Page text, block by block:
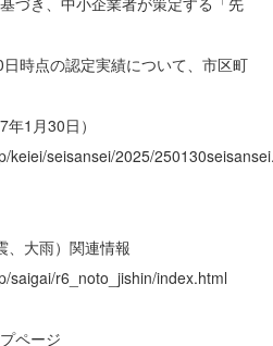
時点の認定実績について、市区町
1月30日）
keiei/seisansei/2025/
大雨）関連情報
saigai/r6_noto_jishin/index.html
ページ